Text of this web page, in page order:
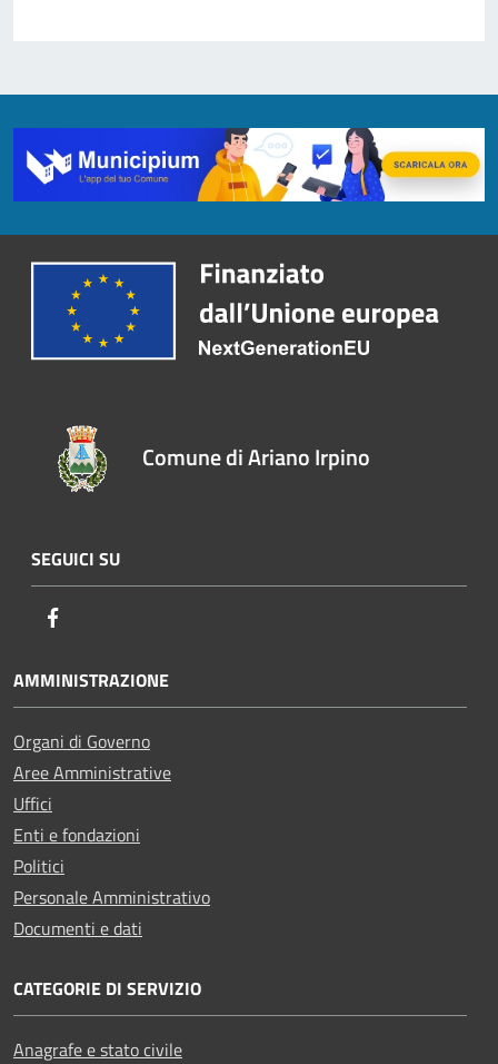
Comune di Ariano Irpino
SEGUICI SU
AMMINISTRAZIONE
Organi di Governo
Aree Amministrative
Uffici
Enti e fondazioni
Politici
Personale Amministrativo
Documenti e dati
CATEGORIE DI SERVIZIO
Anagrafe e stato civile